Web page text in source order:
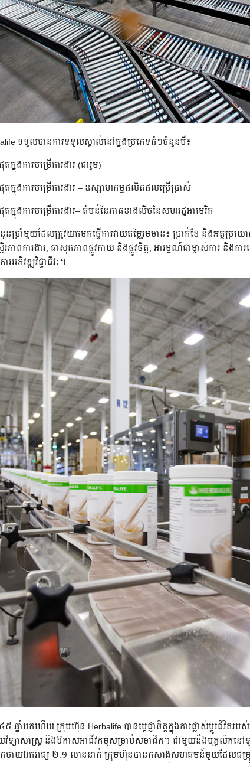
ទទួលបានការទទួលស្គាល់នៅក្នុងប្រភេទធំៗចំនួនបី៖
នុងការបម្រើការងារ (ជារួម)
ក្នុងការបម្រើការងារ – ឧស្សាហកម្មផលិតផលប្រើប្រាស់
ក្នុងការបម្រើការងារ– តំបន់នៃភាគខាងលិចនៃសហរដ្ឋអាមេរិក
នប្រាំមួយដែលត្រូវយកមកធ្វើការវាយតម្លៃរួមមាន៖ ប្រាក់ខែ និងអត្ថប្រ
ភាពការងារ, ផាសុកភាពផ្លូវកាយ និងផ្លូវចិត្ត, អារម្មណ៍ជាម្ចាស់ការ និងក
ារអភិវឌ្ឍវិជ្ជាជីវៈ។
ឆ្នាំមកហើយ ក្រុមហ៊ុន Herbalife បានប្តេជ្ញាចិត្តក្នុងការផ្លាស់ប្ដូរជីវិត
វិទ្យាសាស្ត្រ និងឱកាសអាជីវកម្មសម្រាប់សមាជិក។ ជាមួយនឹងបុគ្គលិក
កចាយឯករាជ្យ ២.១ លាននាក់ ក្រុមហ៊ុនបានកសាងសហគមន៍មួយដែលជម្